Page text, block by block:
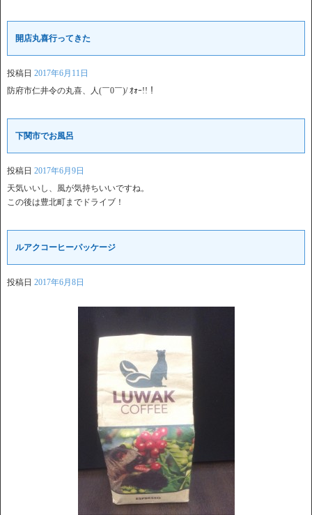
開店丸喜行ってきた
投稿日 2017年6月11日
防府市仁井令の丸喜、人(￣0￣)/ ｵｫｰ!!！
下関市でお風呂
投稿日 2017年6月9日
天気いいし、風が気持ちいいですね。
この後は豊北町までドライブ！
ルアクコーヒーパッケージ
投稿日 2017年6月8日